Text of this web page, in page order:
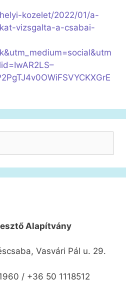
kozelet/2022/01/a-
vizsgalta-a-csabai-
Alapítvány
Vasvári Pál u. 29.
/ +36 50 1118512